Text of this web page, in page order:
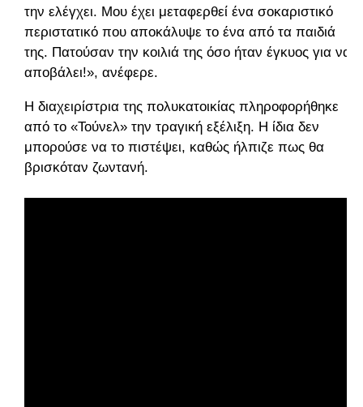
την ελέγχει. Μου έχει μεταφερθεί ένα σοκαριστικό
περιστατικό που αποκάλυψε το ένα από τα παιδιά
της. Πατούσαν την κοιλιά της όσο ήταν έγκυος για να
αποβάλει!», ανέφερε.
Η διαχειρίστρια της πολυκατοικίας πληροφορήθηκε
από το «Τούνελ» την τραγική εξέλιξη. Η ίδια δεν
μπορούσε να το πιστέψει, καθώς ήλπιζε πως θα
βρισκόταν ζωντανή.